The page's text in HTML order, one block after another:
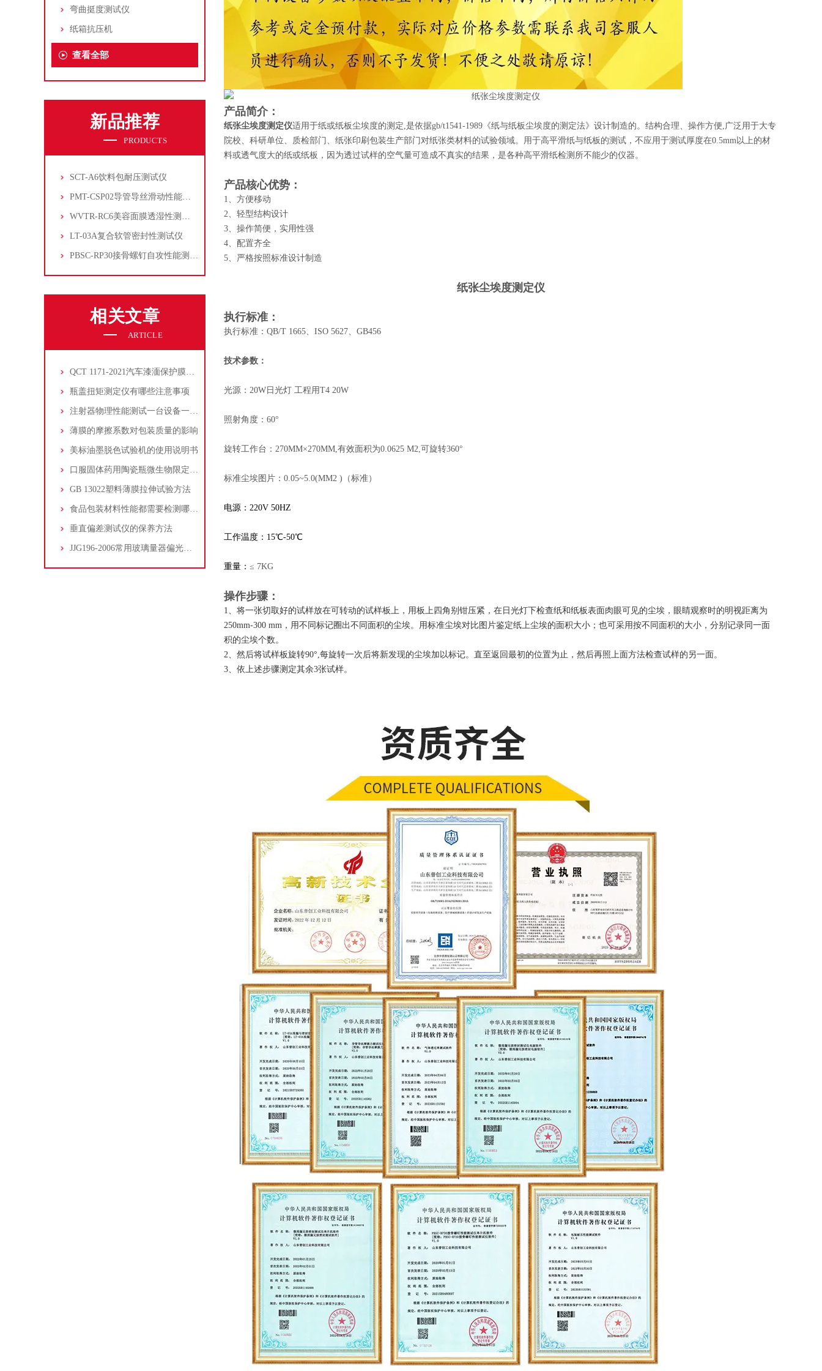
弯曲挺度测试仪
纸箱抗压机
查看全部
新品推荐
PRODUCTS
SCT-A6饮料包耐压测试仪
PMT-CSP02导管导丝滑动性能测试仪
WVTR-RC6美容面膜透湿性测试仪
LT-03A复合软管密封性测试仪
PBSC-RP30接骨螺钉自攻性能测试‌仪
相关文章
ARTICLE
QCT 1171-2021汽车漆湎保护膜剥离强度推荐
瓶盖扭矩测定仪有哪些注意事项
注射器物理性能测试一台设备一站式完成！
薄膜的摩擦系数对包装质量的影响
美标油墨脱色试验机的使用说明书
口服固体药用陶瓷瓶微生物限定的测试方法
GB 13022塑料薄膜拉伸试验方法
食品包装材料性能都需要检测哪些？
垂直偏差测试仪的保养方法
JJG196-2006常用玻璃量器偏光应力
产品简介：
纸张尘埃度测定仪适用于纸或纸板尘埃度的测定,是依据gb/t1541-1989《纸与纸板尘埃度的测定法》设计制造的。结构合理、操作方便,广泛用于大专
院校、科研单位、质检部门、纸张印刷包装生产部门对纸张类材料的试验领域。用于高平滑纸与纸板的测试，不应用于测试厚度在0.5mm以上的材
料或透气度大的纸或纸板，因为透过试样的空气量可造成不真实的结果，是各种高平滑纸检测所不能少的仪器。
产品核心优势：
1、方便移动
2、轻型结构设计
3、操作简便，实用性强
4、配置齐全
5、严格按照标准设计制造
纸张尘埃度测定仪
执行标准：
执行标准：QB/T 1665、ISO 5627、GB456
技术参数：
光源： 20W日光灯 工程用T4 20W
照射角度： 60°
旋转工作台：270MM×270MM,有效面积为0.0625 M2,可旋转360°
标准尘埃图片： 0.05~5.0(MM2 )（标准）
电源： 220V 50HZ
工作温度： 15℃-50℃
重量： ≤ 7KG
操作步骤：
1、将一张切取好的试样放在可转动的试样板上，用板上四角别钳压紧，在日光灯下检查纸和纸板表面肉眼可见的尘埃，眼睛观察时的明视距离为
250mm-300 mm，用不同标记圈出不同面积的尘埃。用标准尘埃对比图片鉴定纸上尘埃的面积大小；也可采用按不同面积的大小，分别记录同一面
积的尘埃个数。
2、然后将试样板旋转90°,每旋转一次后将新发现的尘埃加以标记。直至返回最初的位置为止，然后再照上面方法检查试样的另一面。
3、依上述步骤测定其余3张试样。